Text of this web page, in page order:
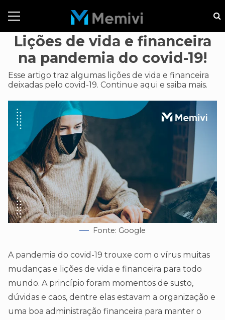
Lições de vida e financeira
na pandemia do covid-19!
Esse artigo traz algumas lições de vida e financeira
deixadas pelo covid-19. Continue aqui e saiba mais.
Fonte: Google
A pandemia do covid-19 trouxe com o vírus muitas
mudanças e lições de vida e financeira para todo
mundo. A princípio foram momentos de susto,
dúvidas e caos, dentre elas estavam a organização e
uma boa administração financeira para manter o